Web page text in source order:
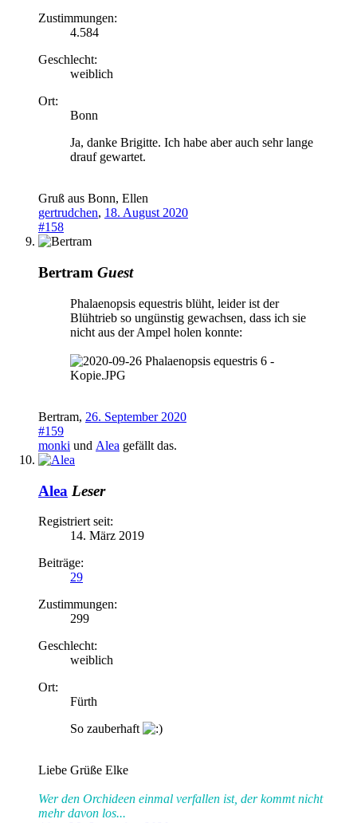
Zustimmungen:
4.584
Geschlecht:
weiblich
Ort:
Bonn
Ja, danke Brigitte. Ich habe aber auch sehr lange
drauf gewartet.
Gruß aus Bonn, Ellen
gertrudchen, 18. August 2020
#158
Bertram Guest
Phalaenopsis equestris blüht, leider ist der
Blühtrieb so ungünstig gewachsen, dass ich sie
nicht aus der Ampel holen konnte:
Bertram, 26. September 2020
#159
monki und Alea gefällt das.
Alea Leser
Registriert seit:
14. März 2019
Beiträge:
29
Zustimmungen:
299
Geschlecht:
weiblich
Ort:
Fürth
So zauberhaft
Liebe Grüße Elke
Wer den Orchideen einmal verfallen ist, der kommt nicht
mehr davon los...